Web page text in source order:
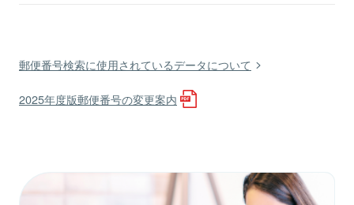
郵便番号検索に使用されているデータについて
2025年度版郵便番号の変更案内